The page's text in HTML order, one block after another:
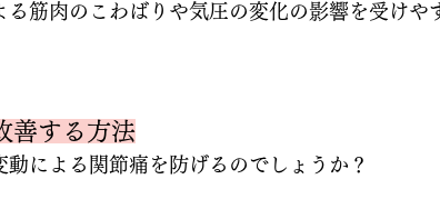
る筋肉のこわばりや気圧の変化の影響を受けや
善する方法
による関節痛を防げるのでしょうか？